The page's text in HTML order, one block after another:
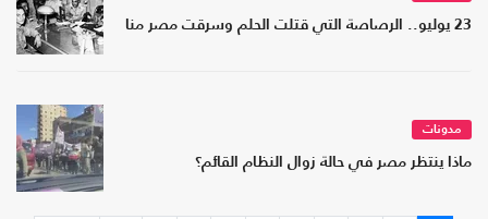
23 يوليو.. الرصاصة التي قتلت الحلم وسرقت مصر منا
مدونات
ماذا ينتظر مصر في حالة زوال النظام القائم؟